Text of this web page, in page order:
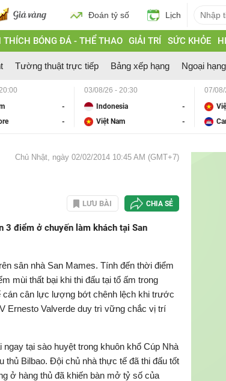
Đoán tỷ số Lịch
THÍCH BÓNG ĐÁ - THỂ THAO GIẢI TRÍ SỨC KHỎE
Tường thuật trực tiếp Bảng xếp hạng Ngoại
-
-
03/08/26 - 20:30
Indonesia
-
Việt Nam
-
07/
Chủ Nhật, ngày 02/02/2014 10:45 AM (GMT+7)
LƯU BÀI CHIA SẺ
3 điểm ở chuyến làm khách tại San
sân nhà San Mames. Tính đến thời điểm
mùi thất bại khi thi đấu tại tổ ấm trong
cán cân lực lượng bớt chênh lệch khi trước
Ernesto Valverde duy trì vững chắc vị trí
tại sào huyệt trong khuôn khổ Cúp Nhà
thủ Bilbao. Đội chủ nhà thực tế đã thi đấu tốt
ở hàng thủ đã khiến bàn mở tỷ số của